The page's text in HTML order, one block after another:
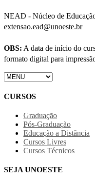
NEAD - Núcleo de
extensao.ead@unoeste.br
OBS: A data de início do
formato digital para
CURSOS
Graduação
Pós-Graduação
Educação a Distância
Cursos Livres
Cursos Técnicos
SEJA UNOESTE